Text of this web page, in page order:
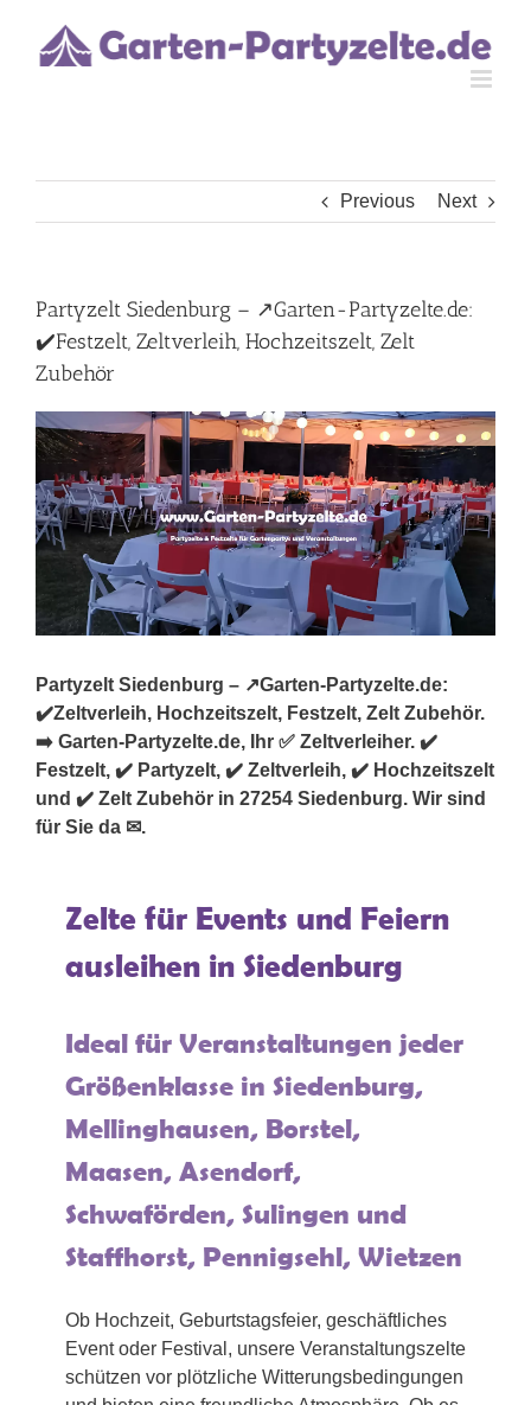
content
Previous Next
Partyzelt Siedenburg – ↗️Garten-Partyzelte.de:
✔️Festzelt, Zeltverleih, Hochzeitszelt, Zelt
Zubehör
Partyzelt Siedenburg – ↗️Garten-Partyzelte.de:
✔️Zeltverleih, Hochzeitszelt, Festzelt, Zelt Zubehör.
➡️ Garten-Partyzelte.de, Ihr ✅ Zeltverleiher. ✔️
Festzelt, ✔️ Partyzelt, ✔️ Zeltverleih, ✔️ Hochzeitszelt
und ✔️ Zelt Zubehör in 27254 Siedenburg. Wir sind
für Sie da ✉.
Zelte für Events und Feiern
ausleihen in Siedenburg
Ideal für Veranstaltungen jeder
Größenklasse in Siedenburg,
Mellinghausen, Borstel,
Maasen, Asendorf,
Schwaförden, Sulingen und
Staffhorst, Pennigsehl, Wietzen
Ob Hochzeit, Geburtstagsfeier, geschäftliches
Event oder Festival, unsere Veranstaltungszelte
schützen vor plötzliche Witterungsbedingungen